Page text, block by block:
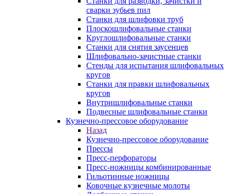
сварки зубьев пил
Станки для шлифовки труб
Плоскошлифовальные станки
Круглошлифовальные станки
Станки для снятия заусенцев
Шлифовально-зачистные станки
Стенды для испытания шлифовальных
кругов
Станки для правки шлифовальных
кругов
Внутришлифовальные станки
Подвесные шлифовальные станки
Кузнечно-прессовое оборудование
Назад
Кузнечно-прессовое оборудование
Прессы
Пресс-перфораторы
Пресс-ножницы комбинированные
Гильотинные ножницы
Ковочные кузнечные молоты